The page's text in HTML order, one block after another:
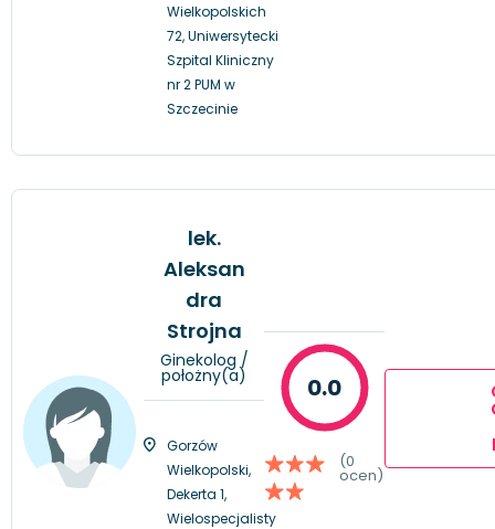
Wielkopolskich
72, Uniwersytecki
Szpital Kliniczny
nr 2 PUM w
Szczecinie
lek.
Aleksan
dra
Strojna
Ginekolog /
położny(a)
Gorzów
Wielkopolski,
Dekerta 1,
Wielospecjalisty
0.0
(0
ocen)